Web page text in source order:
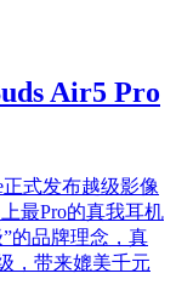
Air5 Pro
正式发布越级影像
最Pro的真我耳机
的品牌理念，真
，带来媲美千元